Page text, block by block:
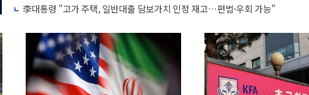
李대통령 "고가 주택, 일반대출 담보가치 인정 재고…편법·우회 가능"